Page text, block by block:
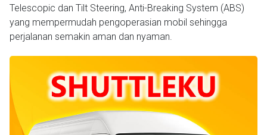
Telescopic dan Tilt Steering, Anti-Breaking System (ABS)
yang mempermudah pengoperasian mobil sehingga
perjalanan semakin aman dan nyaman.